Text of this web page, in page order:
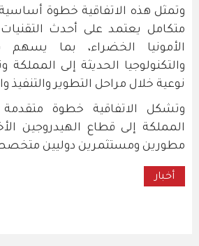
وتمثل هذه الاتفاقية خطوة
متكامل يعتمد على أحدث التقنيات
الأمونيا الخضراء، بما
والتكنولوجيا الحديثة إلى
نوعية خلال مراحل التطوير والتنفيذ
وتشكل الاتفاقية خطوة
المملكة إلى قطاع الهيدروجين
مطورين ومستثمرين دوليين
أخبار